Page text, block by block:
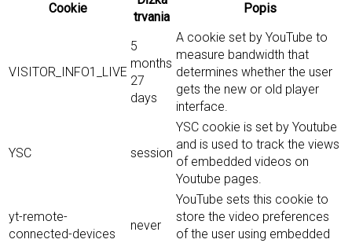
Cookie
trvania
Popis
VISITOR_INFO1_LIVE
5
months
27
days
A cookie set by YouTube to
measure bandwidth that
determines whether the user
gets the new or old player
interface.
YSC session
YSC cookie is set by Youtube
and is used to track the views
of embedded videos on
Youtube pages.
yt-remote-
connected-devices
never
YouTube sets this cookie to
store the video preferences
of the user using embedded